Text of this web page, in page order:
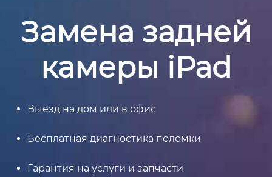
Замена задней
камеры iPad
Выезд на дом или в офис
Бесплатная диагностика поломки
Гарантия на услуги и запчасти